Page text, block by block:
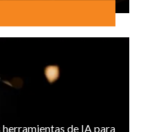
de IA para